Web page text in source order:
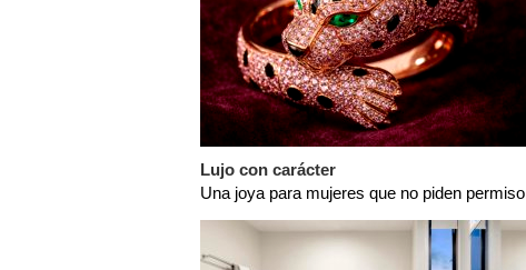
Lujo con carácter
Una joya para mujeres que no piden permiso